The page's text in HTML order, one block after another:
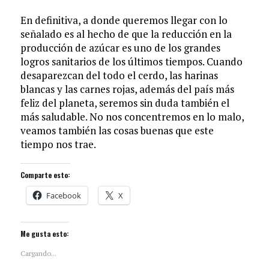
En definitiva, a donde queremos llegar con lo
señalado es al hecho de que la reducción en la
producción de azúcar es uno de los grandes
logros sanitarios de los últimos tiempos. Cuando
desaparezcan del todo el cerdo, las harinas
blancas y las carnes rojas, además del país más
feliz del planeta, seremos sin duda también el
más saludable. No nos concentremos en lo malo,
veamos también las cosas buenas que este
tiempo nos trae.
Comparte esto:
Facebook X
Me gusta esto:
Cargando...